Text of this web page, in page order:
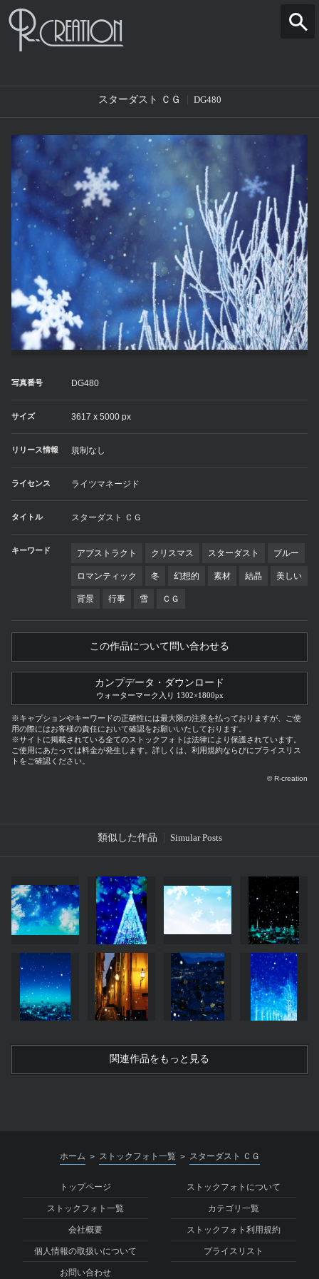
スターダスト ＣＧ DG480
写真番号 DG480
サイズ 3617 x 5000 px
リリース情報 規制なし
ライセンス ライツマネージド
タイトル スターダスト ＣＧ
キーワード アブストラクト クリスマス スターダスト ブルー
ロマンティック 冬 幻想的 素材 結晶 美しい
背景 行事 雪 ＣＧ
この作品について問い合わせる
カンプデータ・ダウンロード
ウォーターマーク入り 1302×1800px
※キャプションやキーワードの正確性には最大限の注意を払っておりますが、ご使
用の際にはお客様の責任において確認をお願いいたしております。
※サイトに掲載されている全てのストックフォトは法律により保護されています。
ご使用にあたっては料金が発生します。詳しくは、利用規約ならびにプライスリス
トをご確認ください。
© R-creation
類似した作品 Simular Posts
関連作品をもっと見る
ホーム > ストックフォト一覧 > スターダスト ＣＧ
トップページ ストックフォトについて
ストックフォト一覧 カテゴリ一覧
会社概要 ストックフォト利用規約
個人情報の取扱いについて プライスリスト
お問い合わせ